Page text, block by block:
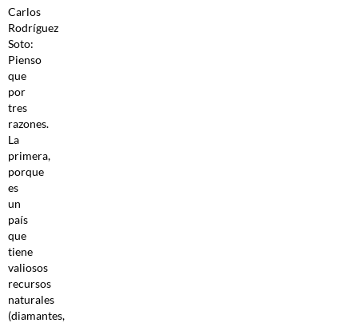
Carlos
Rodríguez
Soto:
Pienso
que
por
tres
razones.
La
primera,
porque
es
un
país
que
tiene
valiosos
recursos
naturales
(diamantes,